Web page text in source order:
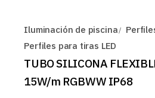
Iluminación de piscina
Perfiles para tiras LED
TUBO SILICONA
15W/m RGBWW IP68